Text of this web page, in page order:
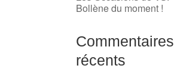
Bollène du moment !
Commentaires
récents